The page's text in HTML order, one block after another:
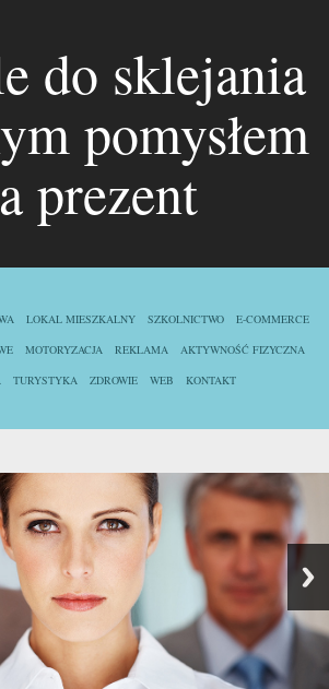
do sklejania
pomysłem
prezent
LOKAL MIESZKALNY SZKOLNICTWO
E-COMMERCE
MOTORYZACJA REKLAMA
AKTYWNOŚĆ FIZYCZNA
TURYSTYKA ZDROWIE WEB KONTAKT